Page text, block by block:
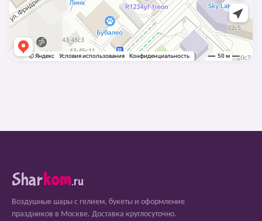
Sharkom.ru
Воздушные шары с гелием, букеты и оформление
праздников в Москве. Доставка круглосуточно.